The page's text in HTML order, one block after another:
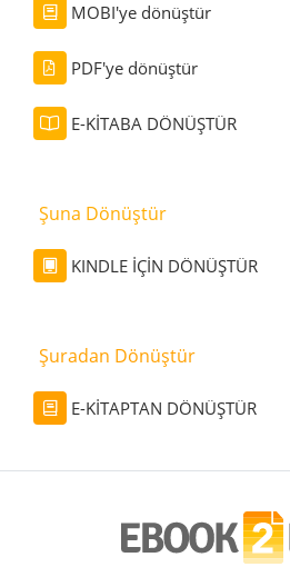
MOBI'ye dönüştür
PDF'ye dönüştür
E-KİTABA DÖNÜŞTÜR
Şuna Dönüştür
KINDLE İÇİN DÖNÜŞTÜR
Şuradan Dönüştür
E-KİTAPTAN DÖNÜŞTÜR